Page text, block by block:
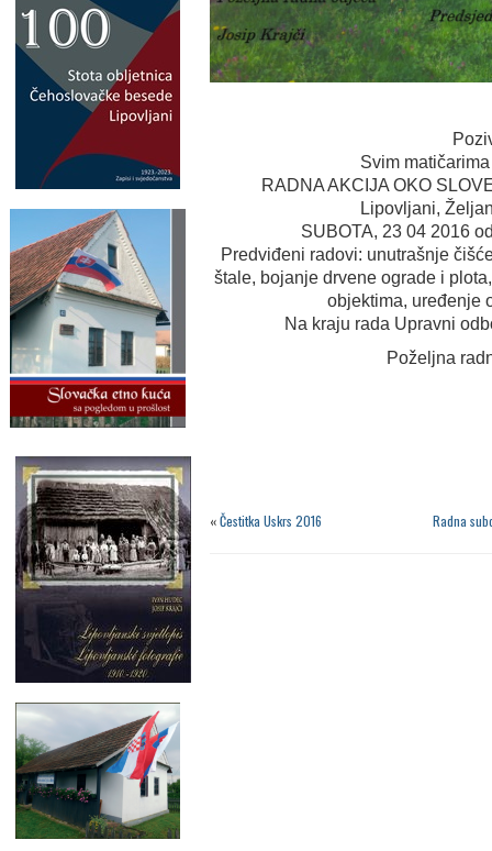
Svim
RADNA AKCIJA OKO
Lipovljani,
SUBOTA, 23 04 2016
Predviđeni radovi: unutrašnje
štale, bojanje drvene ograde i
objektima, uređenje
Na kraju rada Upravni
Poželjna
«Čestitka Uskrs 2016 Radna